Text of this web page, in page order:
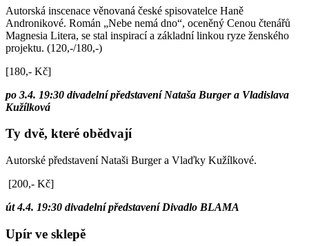
Autorská inscenace věnovaná české spisovatelce Haně
Andronikové. Román „Nebe nemá dno“, oceněný Cenou čtenářů
Magnesia Litera, se stal inspirací a základní linkou ryze ženského
projektu. (120,-/180,-)
[180,- Kč]
po 3.4. 19:30 divadelní představení Nataša Burger a Vladislava
Kužílková
Ty dvě, které obědvají
Autorské představení Nataši Burger a Vlaďky Kužílkové.
[200,- Kč]
út 4.4. 19:30 divadelní představení Divadlo BLAMA
Upír ve sklepě